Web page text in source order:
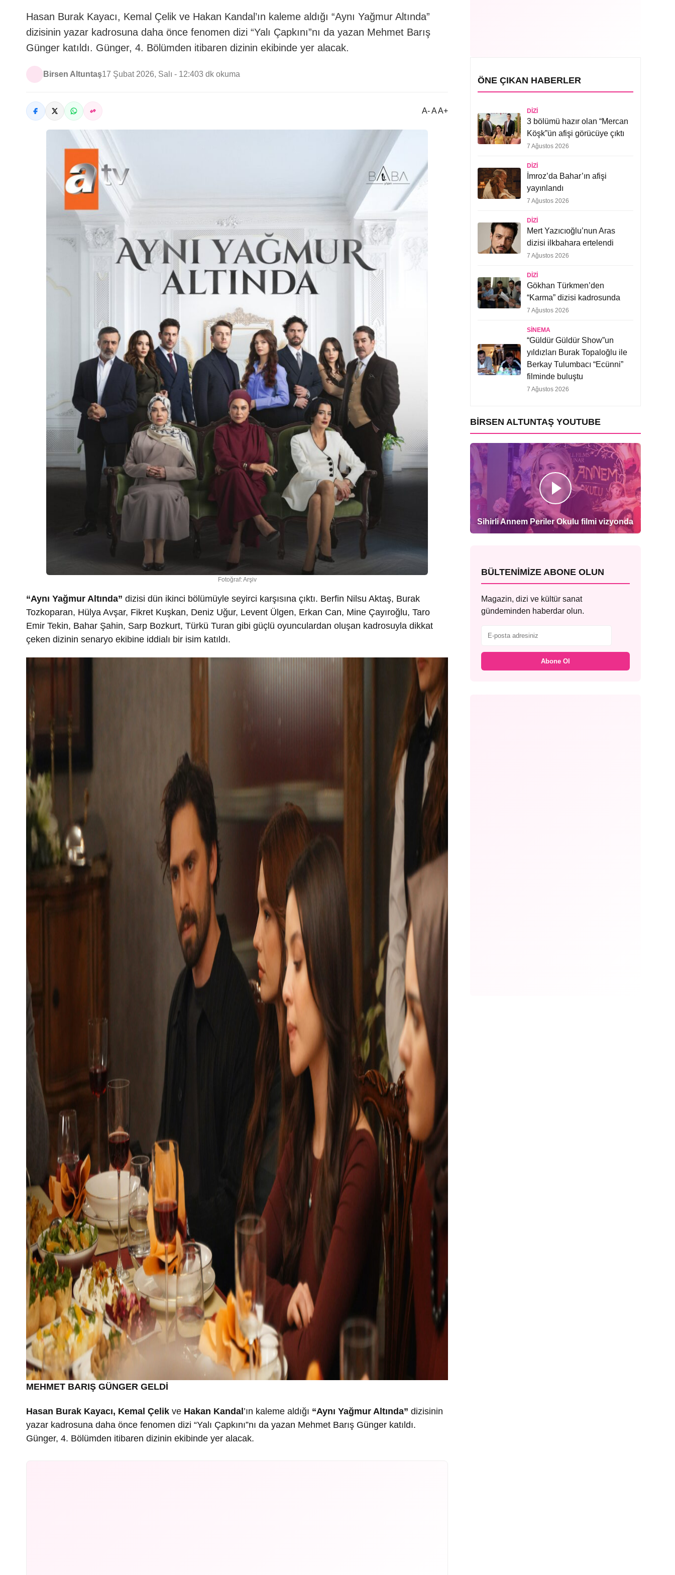
Hasan Burak Kayacı, Kemal Çelik ve Hakan Kandal’ın kaleme aldığı “Aynı Yağmur Altında”
dizisinin yazar kadrosuna daha önce fenomen dizi “Yalı Çapkını”nı da yazan Mehmet Barış
Günger katıldı. Günger, 4. Bölümden itibaren dizinin ekibinde yer alacak.
Birsen Altuntaş17 Şubat 2026, Salı - 12:403 dk okuma
A- A A+
Fotoğraf: Arşiv
“Aynı Yağmur Altında” dizisi dün ikinci bölümüyle seyirci karşısına çıktı. Berfin Nilsu Aktaş, Burak
Tozkoparan, Hülya Avşar, Fikret Kuşkan, Deniz Uğur, Levent Ülgen, Erkan Can, Mine Çayıroğlu, Taro
Emir Tekin, Bahar Şahin, Sarp Bozkurt, Türkü Turan gibi güçlü oyunculardan oluşan kadrosuyla dikkat
çeken dizinin senaryo ekibine iddialı bir isim katıldı.
MEHMET BARIŞ GÜNGER GELDİ
Hasan Burak Kayacı, Kemal Çelik ve Hakan Kandal’ın kaleme aldığı “Aynı Yağmur Altında” dizisinin
yazar kadrosuna daha önce fenomen dizi “Yalı Çapkını”nı da yazan Mehmet Barış Günger katıldı.
Günger, 4. Bölümden itibaren dizinin ekibinde yer alacak.
ÖNE ÇIKAN HABERLER
DIZI
3 bölümü hazır olan “Mercan
Köşk”ün afişi görücüye çıktı
7 Ağustos 2026
DIZI
İmroz’da Bahar’ın afişi
yayınlandı
7 Ağustos 2026
DIZI
Mert Yazıcıoğlu’nun Aras
dizisi ilkbahara ertelendi
7 Ağustos 2026
DIZI
Gökhan Türkmen’den
“Karma” dizisi kadrosunda
7 Ağustos 2026
SINEMA
“Güldür Güldür Show”un
yıldızları Burak Topaloğlu ile
Berkay Tulumbacı “Ecünni”
filminde buluştu
7 Ağustos 2026
BIRSEN ALTUNTAŞ YOUTUBE
Sihirli Annem Periler Okulu filmi vizyonda
BÜLTENIMIZE ABONE OLUN
Magazin, dizi ve kültür sanat
gündeminden haberdar olun.
Abone Ol